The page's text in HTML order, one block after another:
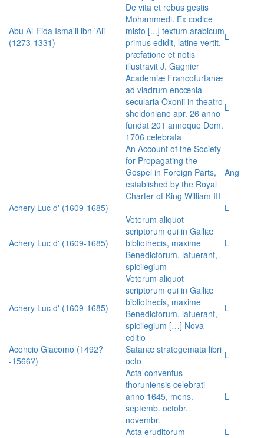
Abu Al-Fida Isma'il ibn 'Ali
(1273-1331)
De vita et rebus gestis
Mohammedi. Ex codice
misto [...] textum arabicum
primus edidit, latine vertit,
præfatione et notis
illustravit J. Gagnier
L
Academiæ Francofurtanæ
ad viadrum encœnia
secularia Oxonii in theatro
sheldoniano apr. 26 anno
fundat 201 annoque Dom.
1706 celebrata
L
An Account of the Society
for Propagating the
Gospel in Foreign Parts,
established by the Royal
Charter of King William III
Ang
Achery Luc d' (1609-1685) L
Achery Luc d' (1609-1685)
Veterum aliquot
scriptorum qui in Galliæ
bibliothecis, maxime
Benedictorum, latuerant,
spicilegium
L
Achery Luc d' (1609-1685)
Veterum aliquot
scriptorum qui in Galliæ
bibliothecis, maxime
Benedictorum, latuerant,
spicilegium […] Nova
editio
L
Aconcio Giacomo (1492?
-1566?)
Satanæ strategemata libri
octo
L
Acta conventus
thoruniensis celebrati
anno 1645, mens.
septemb. octobr.
novembr.
L
Acta eruditorum
L